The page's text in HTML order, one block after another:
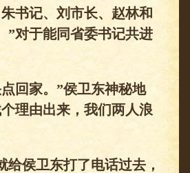
书记、刘市长、赵林和
”对于能同省委书记共进
回家。”侯卫东神秘地
理由出来，我们两人浪
侯卫东打了电话过去，